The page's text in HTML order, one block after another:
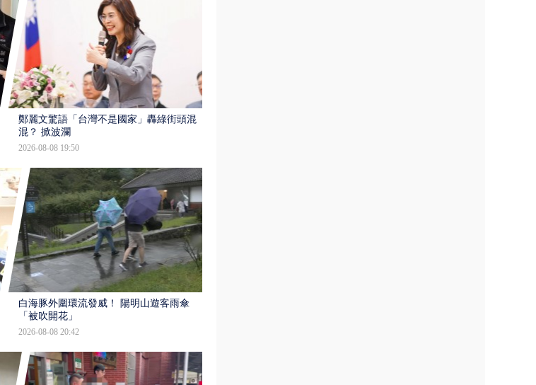
鄭麗文驚語「台灣不是國家」轟綠街頭混
混？ 掀波瀾
2026-08-08 19:50
白海豚外圍環流發威！ 陽明山遊客雨傘
「被吹開花」
2026-08-08 20:42